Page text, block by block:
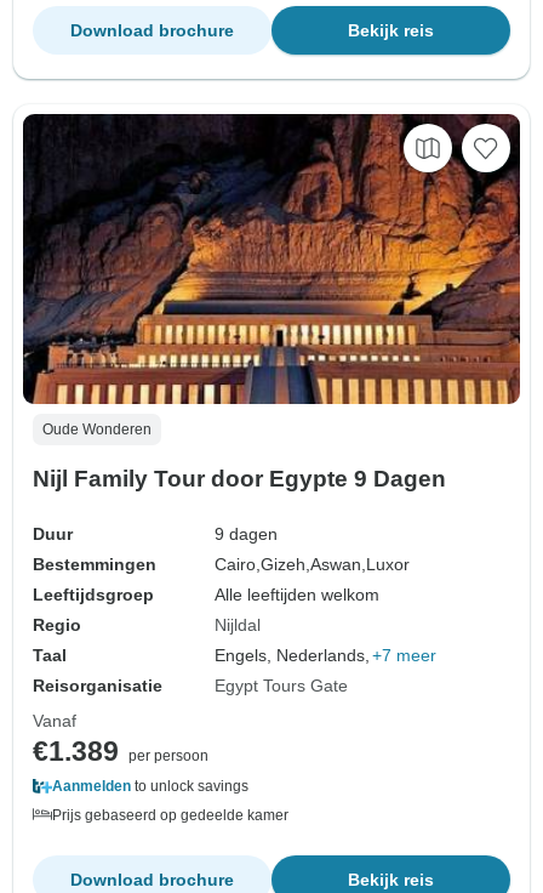
Bekijk reis
Download brochure
Oude Wonderen
Nijl Family Tour door Egypte 9 Dagen
Duur
9 dagen
Bestemmingen
Cairo,Gizeh,Aswan, Luxor
Leeftijdsgroep
Alle leeftijden welkom
Regio
Nijldal
Taal
Engels, Nederlands, +7 meer
Reisorganisatie
Egypt Tours Gate
Vanaf
€1.389
per persoon
Aanmelden to unlock savings
Prijs gebaseerd op gedeelde kamer
Bekijk reis
Download brochure